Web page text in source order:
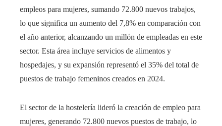
empleos para mujeres, sumando 72.800 nuevos trabajos,
lo que significa un aumento del 7,8% en comparación con
el año anterior, alcanzando un millón de empleadas en este
sector. Esta área incluye servicios de alimentos y
hospedajes, y su expansión representó el 35% del total de
puestos de trabajo femeninos creados en 2024.
El sector de la hostelería lideró la creación de empleo para
mujeres, generando 72.800 nuevos puestos de trabajo, lo